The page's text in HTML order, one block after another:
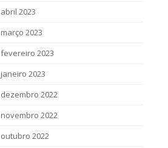
abril 2023
março 2023
fevereiro 2023
janeiro 2023
dezembro 2022
novembro 2022
outubro 2022